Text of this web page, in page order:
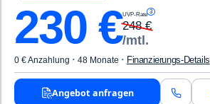
230 €UVP-Rate 3
248€
/mtl.
0 € Anzahlung · 48 Monate · Finanzierungs-Details
Angebot anfragen